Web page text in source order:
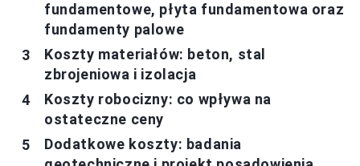
fundamentowe, płyta fundamentowa oraz
fundamenty palowe
Koszty materiałów: beton, stal
zbrojeniowa i izolacja
Koszty robocizny: co wpływa na
ostateczne ceny
Dodatkowe koszty: badania